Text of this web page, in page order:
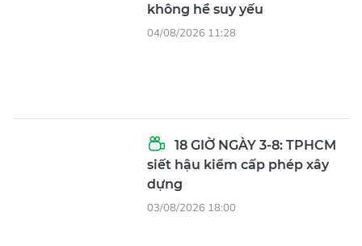
không hề suy yếu
04/08/2026 11:28
18 GIỜ NGÀY 3-8: TPHCM
siết hậu kiểm cấp phép xây
dựng
03/08/2026 18:00